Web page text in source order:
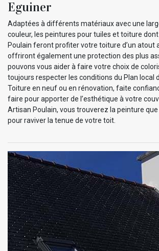
Eguiner
Adaptées à différents matériaux avec une
couleur, les peintures pour tuiles et toiture
Poulain feront profiter votre toiture d’un atout
offriront également une protection des plus
pouvons vous aider à faire votre choix de
toujours respecter les conditions du Plan local
Toiture en neuf ou en rénovation, faite
faire pour apporter de l’esthétique à votre
Artisan Poulain, vous trouverez la peinture
pour raviver la tenue de votre toit.